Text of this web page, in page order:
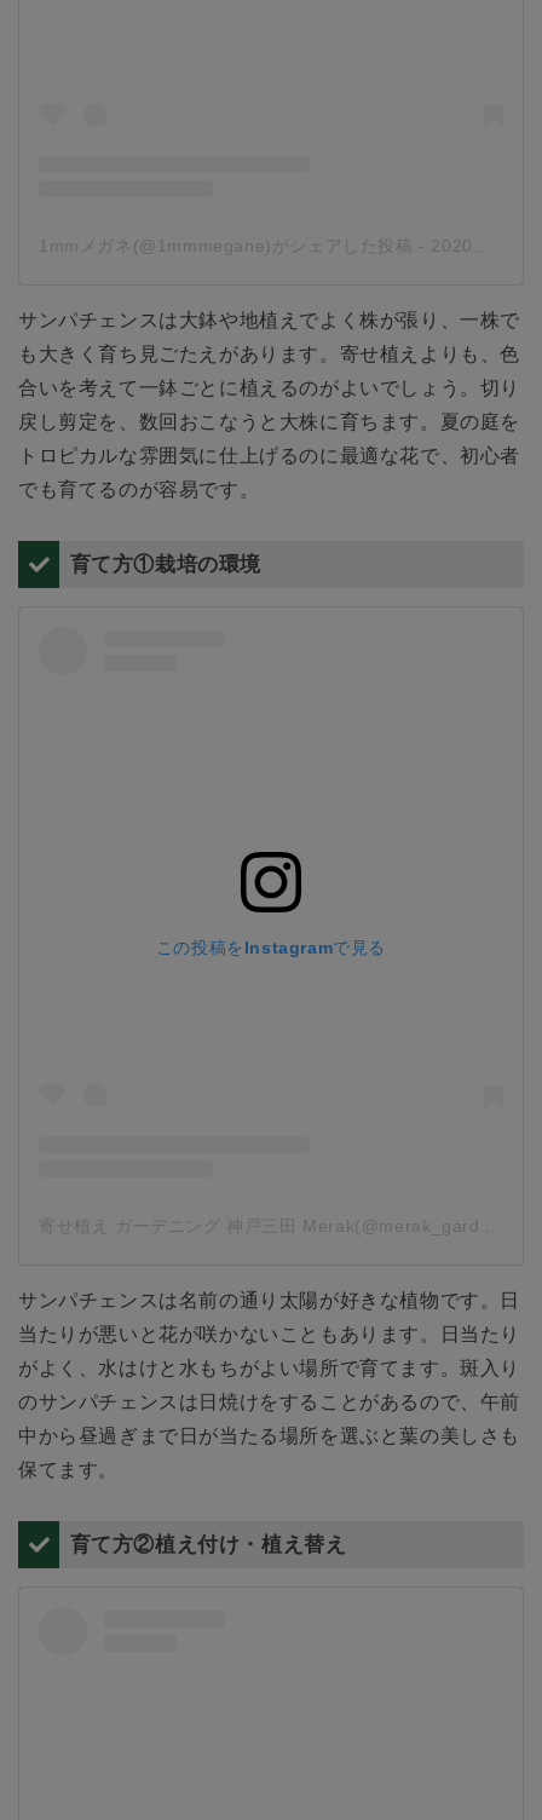
1mmメガネ(@1mmmegane)がシェアした投稿 - 2020年 4月月19日午後4時21分PDT
サンパチェンスは大鉢や地植えでよく株が張り、一株で
も大きく育ち見ごたえがあります。寄せ植えよりも、色
合いを考えて一鉢ごとに植えるのがよいでしょう。切り
戻し剪定を、数回おこなうと大株に育ちます。夏の庭を
トロピカルな雰囲気に仕上げるのに最適な花で、初心者
でも育てるのが容易です。
育て方①栽培の環境
この投稿をInstagramで見る
寄せ植え ガーデニング 神戸三田 Merak(@merak_gardening)がシェアした投稿
サンパチェンスは名前の通り太陽が好きな植物です。日
当たりが悪いと花が咲かないこともあります。日当たり
がよく、水はけと水もちがよい場所で育てます。斑入り
のサンパチェンスは日焼けをすることがあるので、午前
中から昼過ぎまで日が当たる場所を選ぶと葉の美しさも
保てます。
育て方②植え付け・植え替え